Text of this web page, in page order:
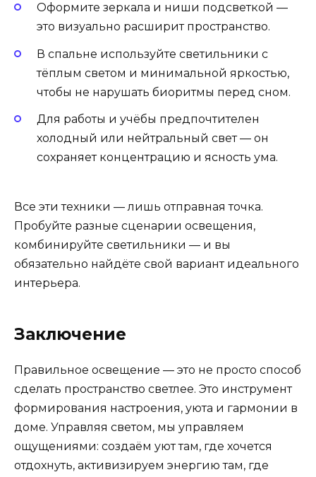
Оформите зеркала и ниши подсветкой —
это визуально расширит пространство.
В спальне используйте светильники с
тёплым светом и минимальной яркостью,
чтобы не нарушать биоритмы перед сном.
Для работы и учёбы предпочтителен
холодный или нейтральный свет — он
сохраняет концентрацию и ясность ума.
Все эти техники — лишь отправная точка.
Пробуйте разные сценарии освещения,
комбинируйте светильники — и вы
обязательно найдёте свой вариант идеального
интерьера.
Заключение
Правильное освещение — это не просто способ
сделать пространство светлее. Это инструмент
формирования настроения, уюта и гармонии в
доме. Управляя светом, мы управляем
ощущениями: создаём уют там, где хочется
отдохнуть, активизируем энергию там, где